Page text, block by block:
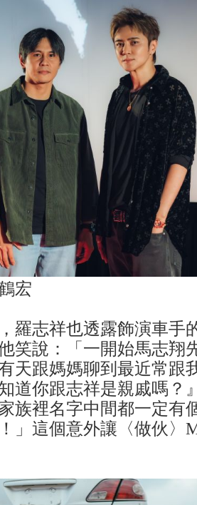
宏
羅志祥也透露飾演車手
笑說：「一開始馬志翔
天跟媽媽聊到最近常跟
道你跟志祥是親戚嗎？
族裡名字中間都一定有
」這個意外讓〈做伙〉